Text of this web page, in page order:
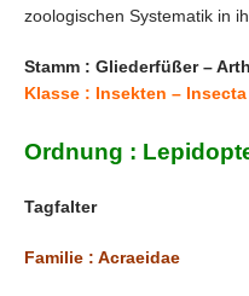
zoologischen Systematik in
Stamm : Gliederfüßer –
Klasse : Insekten – Insecta
Ordnung :
Tagfalter
Familie : Acraeidae